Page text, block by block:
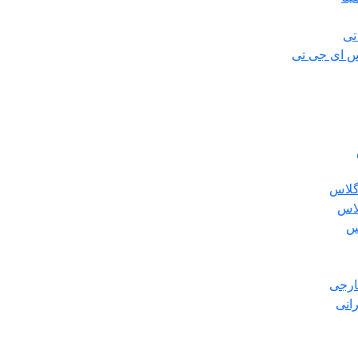
ای جی تی